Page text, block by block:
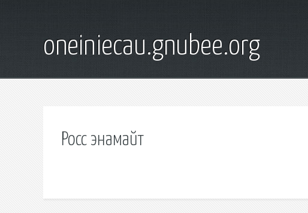
oneiniecau.gnubee.org
Росс энамайт